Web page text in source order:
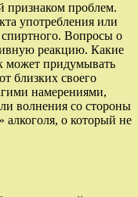
признаком проблем.
употребления или
Вопросы о
реакцию. Какие
может придумывать
близких своего
намерениями,
волнения со стороны
алкоголя, о который не